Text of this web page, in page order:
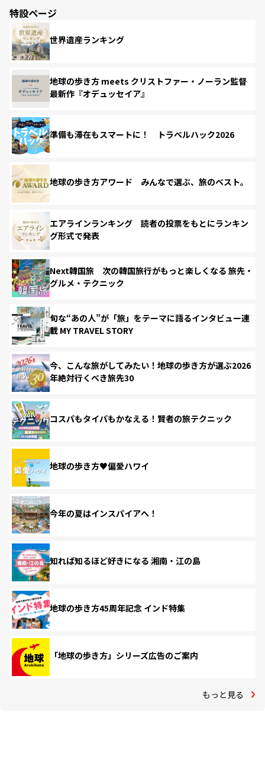
特設ページ
世界遺産ランキング
地球の歩き方 meets クリストファー・ノーラン監督
最新作『オデュッセイア』
準備も滞在もスマートに！ トラベルハック2026
地球の歩き方アワード みんなで選ぶ、旅のベスト。
エアラインランキング 読者の投票をもとにランキン
グ形式で発表
Next韓国旅 次の韓国旅行がもっと楽しくなる 旅先・
グルメ・テクニック
旬な“あの人”が「旅」をテーマに語るインタビュー連
載 MY TRAVEL STORY
今、こんな旅がしてみたい！地球の歩き方が選ぶ2026
年絶対行くべき旅先30
コスパもタイパもかなえる！賢者の旅テクニック
地球の歩き方♥偏愛ハワイ
今年の夏はインスパイアへ！
知れば知るほど好きになる 湘南・江の島
地球の歩き方45周年記念 インド特集
「地球の歩き方」シリーズ広告のご案内
もっと見る